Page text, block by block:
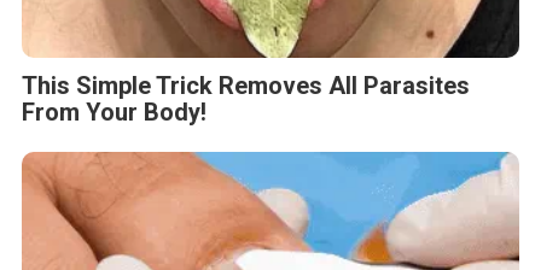
This Simple Trick Removes All Parasites
From Your Body!